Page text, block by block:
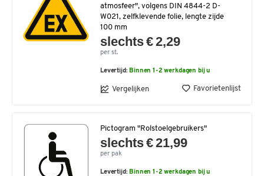
atmosfeer", volgens DIN 4844-2 D-
W021, zelfklevende folie, lengte zijde
100 mm
slechts € 2,29
per st.
Levertijd: Binnen 1-2 werkdagen bij u
Vergelijken Favorietenlijst
Pictogram "Rolstoelgebruikers"
slechts € 21,99
per pak
Levertijd: Binnen 1-2 werkdagen bij u